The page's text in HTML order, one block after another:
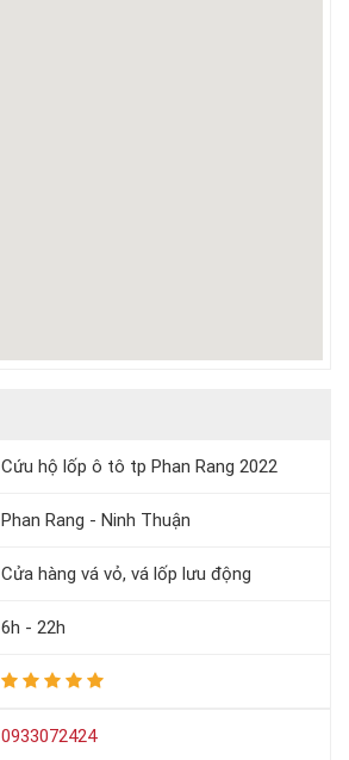
Cứu hộ lốp ô tô tp Phan Rang 2022
Phan Rang - Ninh Thuận
Cửa hàng vá vỏ, vá lốp lưu động
6h - 22h
0933072424